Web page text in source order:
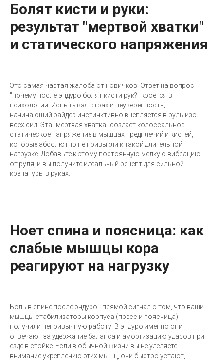
Болят кисти и руки:
результат "мертвой хватки"
и статического напряжения
Это самая частая жалоба от новичков. Ответ на вопрос
"почему после эндуро болят кисти рук?" кроется в
психологии. Испытывая страх и неуверенность,
начинающий райдер инстинктивно вцепляется в руль изо
всех сил. Эта "мертвая хватка" создает колоссальное
статическое напряжение в мышцах предплечий и кистей,
которые абсолютно не привыкли к такой длительной
нагрузке. Добавьте к этому постоянную мелкую вибрацию
от руля, и вы получите идеальный рецепт для сильной
крепатуры в руках.
Ноет спина и поясница: как
слабые мышцы кора
реагируют на нагрузку
Боль в спине после эндуро - прямой сигнал о том, что ваши
мышцы-стабилизаторы корпуса (пресс и поясница)
получили непривычную работу. В эндуро именно они
отвечают за удержание баланса и амортизацию ударов при
езде в стойке. Если в обычной жизни вы не уделяете
внимание укреплению этих мышц, они быстро устают,